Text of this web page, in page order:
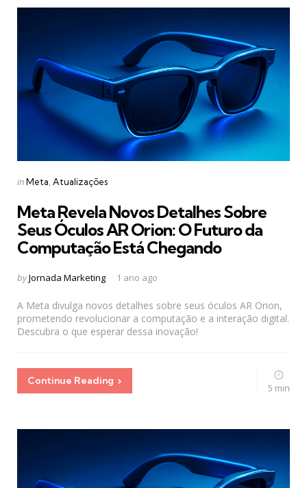
Categories
Posted
inMeta Atualizações
Meta Revela Novos Detalhes Sobre
Seus Óculos AR Orion: O Futuro da
Computação Está Chegando
Posted
byJornada Marketing 1 ano ago
A Meta divulga novos detalhes sobre seus óculos AR Orion,
prometendo revolucionar a computação e a interação digital.
Descubra o que esperar dessa inovação!
Continue Reading
5 min